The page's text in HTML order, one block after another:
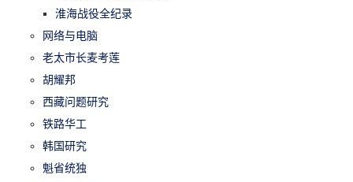
淮海战役全纪录
网络与电脑
老太市长麦考莲
胡耀邦
西藏问题研究
铁路华工
韩国研究
魁省统独